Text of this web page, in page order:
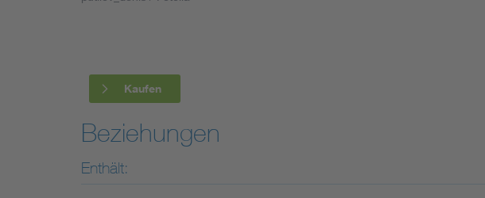
Mobility
Smart Cities
Kaufen
Beziehungen
Enthält: